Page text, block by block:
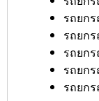
รถยก
รถยก
รถยก
รถยก
รถยก